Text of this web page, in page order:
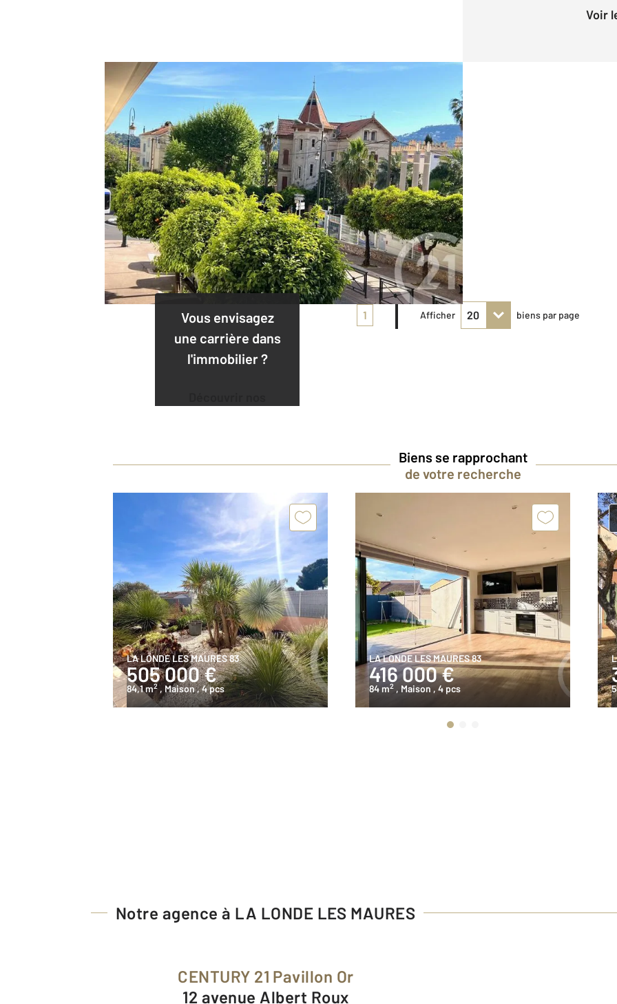
Voir
Vous envisagez
une carrière dans
l'immobilier ?
1 Afficher biens par page
Biens se rapprochant
de votre recherche
LA LONDE LES MAURES 83
505 000 €
84,1 m2 , Maison, 4 pcs
LA LONDE LES MAURES 83
416 000 €
84 m2 , Maison , 4 pcs
Notre agence à LA LONDE LES MAURES
CENTURY 21 Pavillon Or
12 avenue Albert Roux